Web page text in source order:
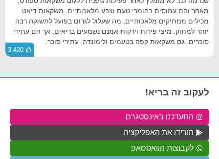
מאחר והם עמוסים בחומרי טעם וצבע מלאכותיים. משקאות דיאט
מכילים ממתיקים מלאכותיים, מה שעלול לגרום בפועל לתשוקה רבה
יותר למתוק. מיצי פירות וירקות אמנם נשמעים בריאים, אך הם עתירי
סוכרים. גם משקאות קפה בטעמים ולימונדה, עתירי סוכר.
3,420
לעקוב זה בריא!
התעדכנו באינסטגרם
הורידו את האפליקציה
לקבוצות הוואטסאפ